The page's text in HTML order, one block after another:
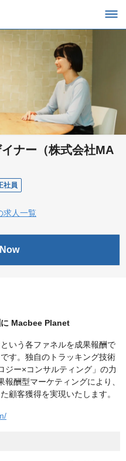
イナー（株式会社MA
社員
求人一覧
に Macbee Planet
いう各ファネルを成果報酬で
す。独自のトラッキング技術
ジー×コンサルティング」の力
酬型マーケティングにより、
顧客獲得を実現いたします。